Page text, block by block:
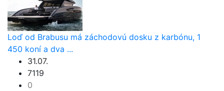
Loď od Brabusu má záchodovú dosku z karbónu, 1
450 koní a dva ...
31.07.
7119
0